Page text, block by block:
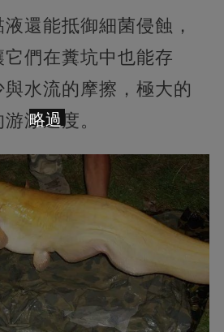
還能抵御細菌侵蝕，
們在糞坑中也能存
水流的摩擦，極大的
泳速度。
略過